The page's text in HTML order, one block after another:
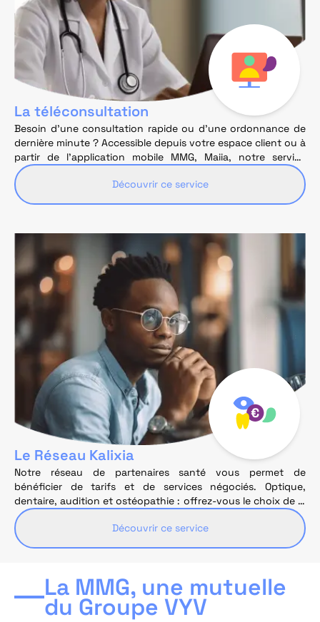
La téléconsultation
Besoin d’une consultation rapide ou d’une ordonnance de
dernière minute ? Accessible depuis votre espace client ou à
partir de l’application mobile MMG, Maiia, notre service
gratuit de téléconsultation est disponible 7j/7 et 24h/24 où
que vous soyez et à tout moment.
Découvrir ce service
Le Réseau Kalixia
Notre réseau de partenaires santé vous permet de
bénéficier de tarifs et de services négociés. Optique,
dentaire, audition et ostéopathie : offrez-vous le choix de la
simplicité et de l'économie avec Kalixia.
Découvrir ce service
La MMG, une mutuelle
du Groupe VYV